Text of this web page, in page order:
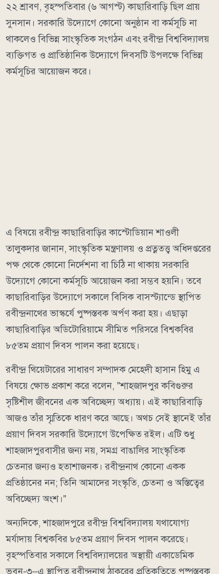
২২ শ্রাবণ, বৃহস্পতিবার (৬ আগস্ট) কাছারিবাড়ি ছিল প্রায়
সুনসান। সরকারি উদ্যোগে কোনো অনুষ্ঠান বা কর্মসূচি না
থাকলেও বিভিন্ন সাংস্কৃতিক সংগঠন এবং রবীন্দ্র বিশ্ববিদ্যালয়
ব্যক্তিগত ও প্রাতিষ্ঠানিক উদ্যোগে দিবসটি উপলক্ষে বিভিন্ন
কর্মসূচির আয়োজন করে।
এ বিষয়ে রবীন্দ্র কাছারিবাড়ির কাস্টোডিয়ান শাওলী
তালুকদার জানান, সাংস্কৃতিক মন্ত্রণালয় ও প্রত্নতত্ত্ব অধিদপ্তরের
পক্ষ থেকে কোনো নির্দেশনা বা চিঠি না থাকায় সরকারি
উদ্যোগে কোনো কর্মসূচি আয়োজন করা সম্ভব হয়নি। তবে
কাছারিবাড়ির উদ্যোগে সকালে বিসিক বাসস্ট্যান্ডে স্থাপিত
রবীন্দ্রনাথের ভাস্কর্যে পুষ্পস্তবক অর্পণ করা হয়। এছাড়া
কাছারিবাড়ির অডিটোরিয়ামে সীমিত পরিসরে বিশ্বকবির
৮৫তম প্রয়াণ দিবস পালন করা হয়েছে।
রবীন্দ্র থিয়েটারের সাধারণ সম্পাদক মেহেদী হাসান হিমু এ
বিষয়ে ক্ষোভ প্রকাশ করে বলেন, "শাহজাদপুর কবিগুরুর
সৃষ্টিশীল জীবনের এক অবিচ্ছেদ্য অধ্যায়। এই কাছারিবাড়ি
আজও তাঁর স্মৃতিকে ধারণ করে আছে। অথচ সেই স্থানেই তাঁর
প্রয়াণ দিবস সরকারি উদ্যোগে উপেক্ষিত রইল। এটি শুধু
শাহজাদপুরবাসীর জন্য নয়, সমগ্র বাঙালির সাংস্কৃতিক
চেতনার জন্যও হতাশাজনক। রবীন্দ্রনাথ কোনো একক
প্রতিষ্ঠানের নন; তিনি আমাদের সংস্কৃতি, চেতনা ও অস্তিত্বের
অবিচ্ছেদ্য অংশ।"
অন্যদিকে, শাহজাদপুরে রবীন্দ্র বিশ্ববিদ্যালয় যথাযোগ্য
মর্যাদায় বিশ্বকবির ৮৫তম প্রয়াণ দিবস পালন করেছে।
বৃহস্পতিবার সকালে বিশ্ববিদ্যালয়ের অস্থায়ী একাডেমিক
ভবন-৩–এ স্থাপিত রবীন্দ্রনাথ ঠাকুরের প্রতিকৃতিতে পুষ্পস্তবক